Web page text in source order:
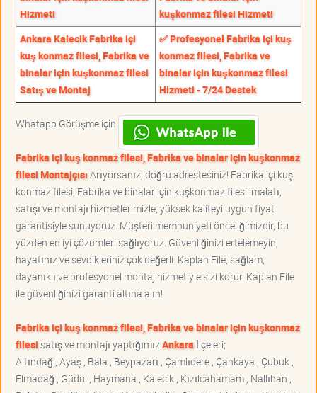
Hizmeti
kuşkonmaz filesi Hizmeti
Ankara Kalecik Fabrika içi
kuş konmaz filesi, Fabrika ve
binalar için kuşkonmaz filesi
Satış ve Montaj
✅ Profesyonel Fabrika içi kuş
konmaz filesi, Fabrika ve
binalar için kuşkonmaz filesi
Hizmeti - 7/24 Destek
Whatapp Görüşme için
Fabrika içi kuş konmaz filesi, Fabrika ve binalar için kuşkonmaz
filesi MontajçısıArıyorsanız, doğru adrestesiniz! Fabrika içi kuş
konmaz filesi, Fabrika ve binalar için kuşkonmaz filesi imalatı,
satışı ve montajı hizmetlerimizle, yüksek kaliteyi uygun fiyat
garantisiyle sunuyoruz. Müşteri memnuniyeti önceliğimizdir, bu
yüzden en iyi çözümleri sağlıyoruz. Güvenliğinizi ertelemeyin,
hayatınız ve sevdikleriniz çok değerli. Kaplan File, sağlam,
dayanıklı ve profesyonel montaj hizmetiyle sizi korur. Kaplan File
ile güvenliğinizi garanti altına alın!
Fabrika içi kuş konmaz filesi, Fabrika ve binalar için kuşkonmaz
filesisatış ve montajı yaptığımız Ankara İlçeleri;
Altındağ , Ayaş , Bala , Beypazarı , Çamlıdere , Çankaya , Çubuk ,
Elmadağ , Güdül , Haymana , Kalecik , Kızılcahamam , Nallıhan ,